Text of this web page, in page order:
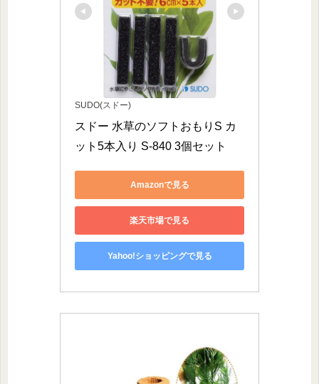
SUDO(スドー)
スドー 水草のソフトおもりS カ
ット5本入り S-840 3個セット
Amazonで見る
楽天市場で見る
Yahoo!ショッピングで見る